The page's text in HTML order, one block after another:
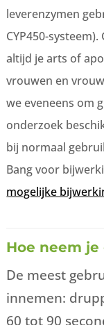
leverenzymen
CYP450-
altijd je arts of
vrouwen en
we eveneens om
onderzoek
bij normaal
Bang voor
mogelijke
Hoe neem
De meest
innemen:
60 tot 90